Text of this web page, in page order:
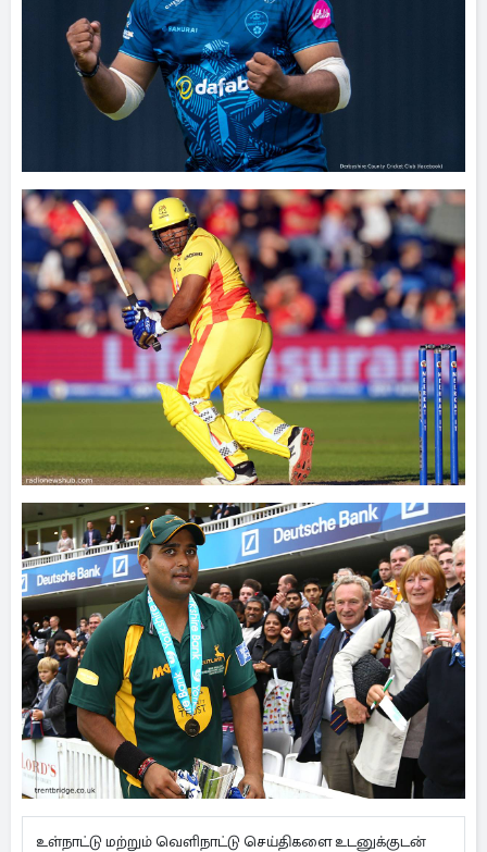
உள்நாட்டு மற்றும் வெளிநாட்டு செய்திகளை உடனுக்குடன்